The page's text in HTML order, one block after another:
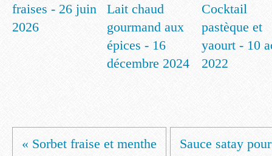
fraises - 26 juin
2026
Lait chaud
gourmand aux
épices - 16
décembre 2024
Cocktail
pastèque et
yaourt - 10
2022
« Sorbet fraise et menthe Sauce satay